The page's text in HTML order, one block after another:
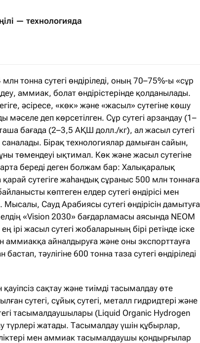
— технологияда
тонна сутегі өндіріледі, оның 70–75%-ы «сұр
аммиак, болат өндірістерінде қолданылады.
әсіресе, «көк» және «жасыл» сутегіне көшу
мәселе деп көрсетілген. Сұр сутегі арзандау (1–
бағада (2–3,5 АҚШ долл./кг), ал жасыл сутегі
Бірақ технологиялар дамыған сайын,
төмендеуі ықтимал. Көк және жасыл сутегіне
береді деген болжам бар: Халықаралық
қарай сутегіге жаһандық сұраныс 500 млн тоннаға
көптеген елдер сутегі өндірісі мен
Сауд Арабиясы сутегі өндірісін дамытуға
«Vision 2030» бағдарламасы аясында NEOM
ірі жасыл сутегі жобаларының бірі ретінде іске
аммиакқа айналдыруға және оны экспорттауға
тәулігіне 600 тонна таза сутегі өндіріледі
сақтау және тиімді тасымалдау өте
сутегі, сұйық сутегі, металл гидридтері және
тасымалдаушылары (Liquid Organic Hydrogen
түрлері жатады. Тасымалдау үшін құбырлар,
мен аммиак тасымалдаушы қондырғылар